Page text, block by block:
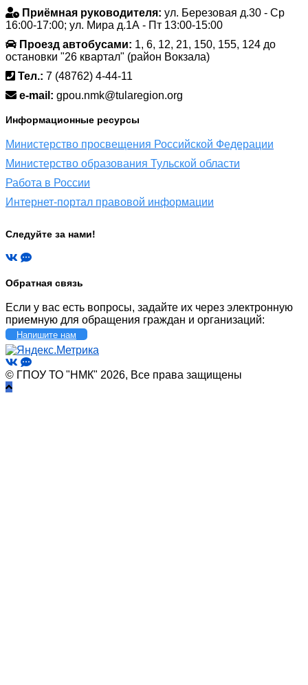
Приёмная руководителя: ул. Березовая д.30 - Ср
16:00-17:00; ул. Мира д.1А - Пт 13:00-15:00
Проезд автобусами: 1, 6, 12, 21, 150, 155, 124 до
остановки "26 квартал" (район Вокзала)
Тел.: 7 (48762) 4-44-11
e-mail: gpou.nmk@tularegion.org
Информационные ресурсы
Министерство просвещения Российской Федерации
Министерство образования Тульской области
Работа в России
Интернет-портал правовой информации
Следуйте за нами!
Обратная связь
Если у вас есть вопросы, задайте их через электронную
приемную для обращения граждан и организаций:
Напишите нам
© ГПОУ ТО "НМК" 2026, Все права защищены